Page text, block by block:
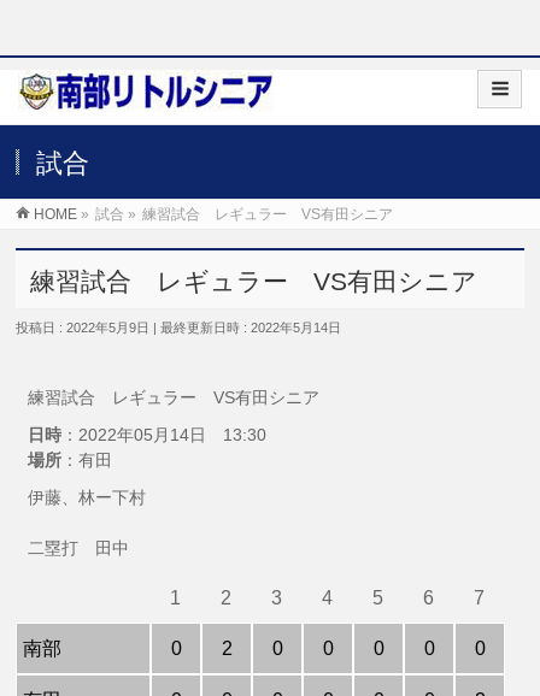
試合
HOME » 試合 » 練習試合 レギュラー VS有田シニア
練習試合 レギュラー VS有田シニア
投稿日 : 2022年5月9日 最終更新日時 : 2022年5月14日
練習試合 レギュラー VS有田シニア
日時 ：2022年05月14日 13:30
場所 ：有田
伊藤、林ー下村
二塁打 田中
南部
1
0
2
2
3
0
4
0
5
0
6
0
7
0